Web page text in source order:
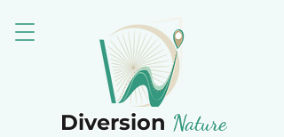
Diversion Nature